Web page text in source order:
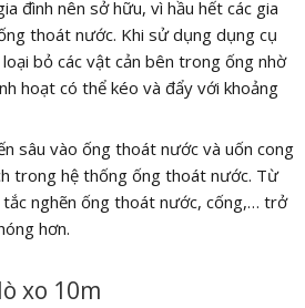
đình nên sở hữu, vì hầu hết các gia
thoát nước. Khi sử dụng dụng cụ
bỏ các vật cản bên trong ống nhờ
hoạt có thể kéo và đẩy với khoảng
sâu vào ống thoát nước và uốn cong
trong hệ thống ống thoát nước. Từ
nghẽn ống thoát nước, cống,… trở
hơn.
xo 10m